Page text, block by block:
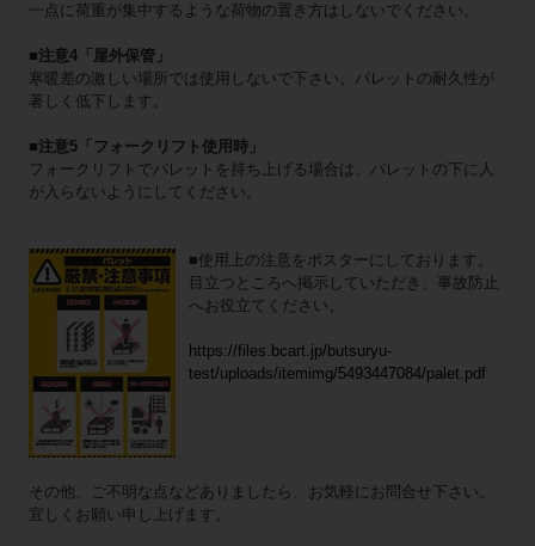
一点に荷重が集中するような荷物の置き方はしないでください。
■注意4「屋外保管」
寒暖差の激しい場所では使用しないで下さい。パレットの耐久性が
著しく低下します。
■注意5「フォークリフト使用時」
フォークリフトでパレットを持ち上げる場合は、パレットの下に人
が入らないようにしてください。
■使用上の注意をポスターにしております。
目立つところへ掲示していただき、事故防止
へお役立てください。
https://files.bcart.jp/butsuryu-
test/uploads/itemimg/5493447084/palet.pdf
その他、ご不明な点などありましたら、お気軽にお問合せ下さい。
宜しくお願い申し上げます。